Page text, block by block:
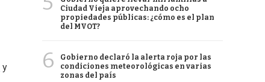
y
Ciudad Vieja aprovechando ocho
propiedades públicas: ¿cómo es el plan
del MVOT?
6
Gobierno declaró la alerta roja por las
condiciones meteorológicas en varias
zonas del país